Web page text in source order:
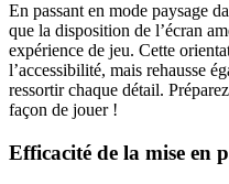
En passant en mode paysage
que la disposition de l’écran
expérience de jeu. Cette
l’accessibilité, mais rehausse
ressortir chaque détail.
façon de jouer !
Efficacité de la mise en